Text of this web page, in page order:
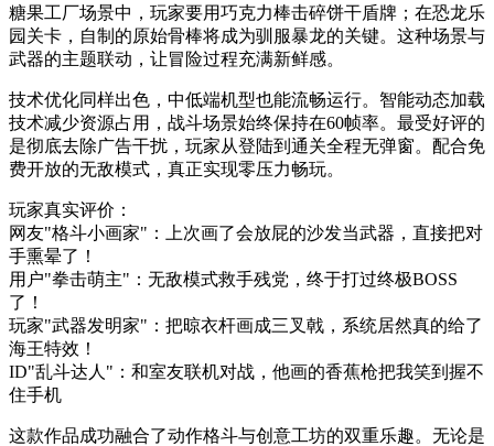
糖果工厂场景中，玩家要用巧克力棒击碎饼干盾牌；在恐龙乐
园关卡，自制的原始骨棒将成为驯服暴龙的关键。这种场景与
武器的主题联动，让冒险过程充满新鲜感。
技术优化同样出色，中低端机型也能流畅运行。智能动态加载
技术减少资源占用，战斗场景始终保持在60帧率。最受好评的
是彻底去除广告干扰，玩家从登陆到通关全程无弹窗。配合免
费开放的无敌模式，真正实现零压力畅玩。
玩家真实评价：
网友"格斗小画家"：上次画了会放屁的沙发当武器，直接把对
手熏晕了！
用户"拳击萌主"：无敌模式救手残党，终于打过终极BOSS
了！
玩家"武器发明家"：把晾衣杆画成三叉戟，系统居然真的给了
海王特效！
ID"乱斗达人"：和室友联机对战，他画的香蕉枪把我笑到握不
住手机
这款作品成功融合了动作格斗与创意工坊的双重乐趣。无论是